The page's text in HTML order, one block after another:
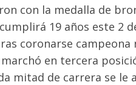
con la medalla de
19 años este 2
coronarse
en tercera
mitad de carrera se le